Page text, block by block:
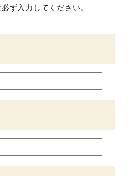
ず入力してください。